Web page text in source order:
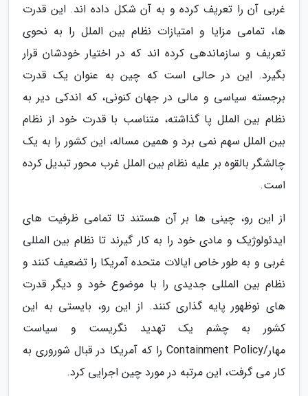
غربی آن را تعریف کرده و به آن شکل داده اند. این قدرت
ها، تمامی مزایا و امتیازات نظام بین الملل را به نحوی
تعریف و سازماندهی کرده اند که در اختیار خودشان قرار
بگیرد. این در حالی است که چین به عنوان یک قدرت
برجسته سیاسی و مالی در جهان کنونی، که اندکی دیر به
نظام بین الملل پا گذاشته، متناسب با قدرت خود از نظام
بین الملل سهم نمی برد و همین مساله، این کشور را به یک
چالشگر بالقوه بر علیه نظام بین الملل غرب محور تبدیل کرده
است.
از این رو، چینی ها بر آن هستند تا تمامی ظرفیت های
ایدئولوژیک و مادی خود را به کار گیرند تا نظام بین المللی
غربی و به طور خاص ایالات متحده آمریکا را تضعیف کنند و
نظام بین المللی جدیدی را با موضوع خود و دیگر قدرت
های نوظهور پایه گذاری کنند. از این رو، بایستی به این
کشور به چشم یک تهدید نگریست و سیاست
مهار/Containment Policy را که آمریکا در قبال شوروری به
کار می گرفت، این مرتبه در مورد چین اجرایی کرد.